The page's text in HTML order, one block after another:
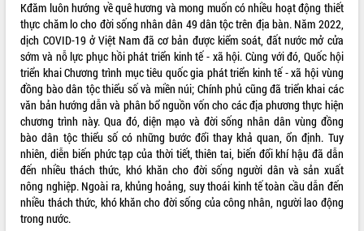
VIDEO
Loading the player...
Khám bệnh, cấp phát thuốc miễn phí
và tặng quà người dân xã Cư Pui
Hội nghị UBND tỉnh Đắk Lắk thường kỳ
tháng 7/2026
Kđăm luôn hướng về quê hương và mong muốn có nhiều hoạt động thiết
thực chăm lo cho đời sống nhân dân 49 dân tộc trên địa bàn. Năm 2022,
dịch COVID-19 ở Việt Nam đã cơ bản được kiểm soát, đất nước mở cửa
sớm và nỗ lực phục hồi phát triển kinh tế - xã hội. Cùng với đó, Quốc hội
triển khai Chương trình mục tiêu quốc gia phát triển kinh tế - xã hội vùng
đồng bào dân tộc thiểu số và miền núi; Chính phủ cũng đã triển khai các
văn bản hướng dẫn và phân bổ nguồn vốn cho các địa phương thực hiện
chương trình này. Qua đó, diện mạo và đời sống nhân dân vùng đồng
bào dân tộc thiểu số có những bước đổi thay khả quan, ổn định. Tuy
nhiên, diễn biến phức tạp của thời tiết, thiên tai, biến đổi khí hậu đã dẫn
đến nhiều thách thức, khó khăn cho đời sống người dân và sản xuất
nông nghiệp. Ngoài ra, khủng hoảng, suy thoái kinh tế toàn cầu dẫn đến
nhiều thách thức, khó khăn cho đời sống của công nhân, người lao động
trong nước.